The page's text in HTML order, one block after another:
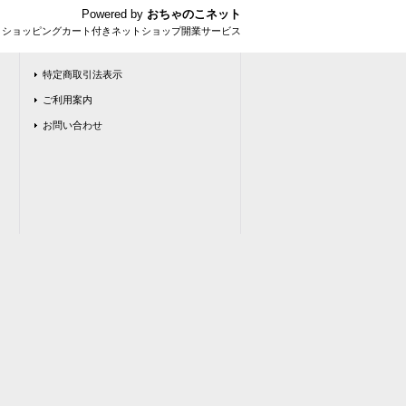
Powered by おちゃのこネット
ョッピングカート付きネットショップ開業サービス
特定商取引法表示
ご利用案内
お問い合わせ